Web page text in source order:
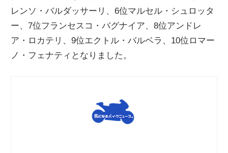
ク
レンソ・バルダッサーリ、6位マルセル・シュロッタ
ー、7位フランセスコ・バグナイア、8位アンドレ
ア・ロカテリ、9位エクトル・バルベラ、10位ロマー
ノ・フェナティとなりました。